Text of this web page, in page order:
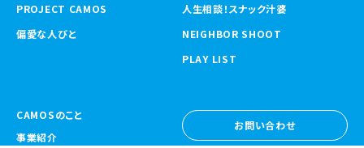
PROJECT CAMOS
偏愛な人びと
人生相談！スナック汁婆
NEIGHBOR SHOOT
PLAY LIST
CAMOSのこと
事業紹介
お問い合わせ